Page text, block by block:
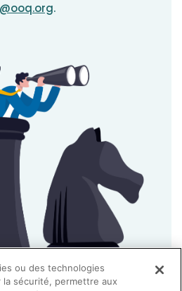
.
ou des technologies
la sécurité, permettre aux